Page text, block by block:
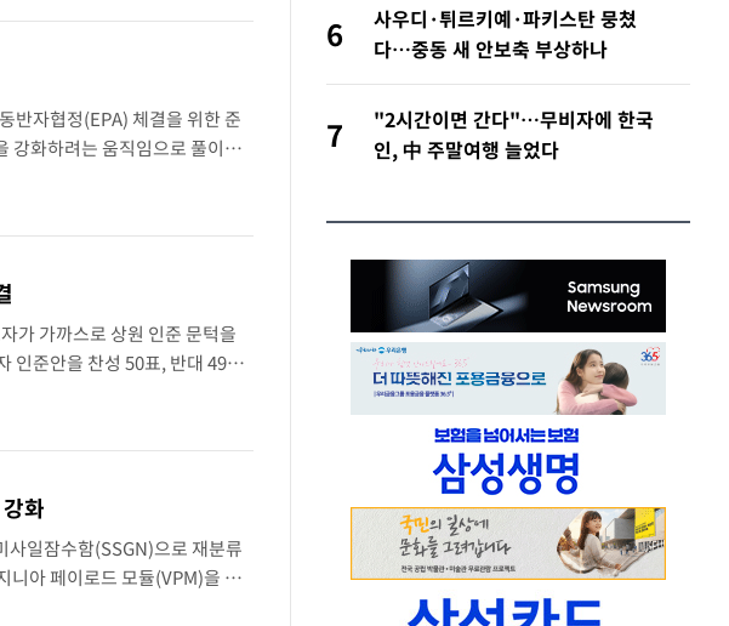
반자협정(EPA) 체결을 위한 준
강화하려는 움직임으로 풀이된
시미쓰(茂木敏充) 일본 외무상
가 가까스로 상원 인준 문턱을
인준안을 찬성 50표, 반대 49표
사 머코스키 의원이 이탈했다.
화
사일잠수함(SSGN)으로 재분류
니아 페이로드 모듈(VPM)을 탑
은 길이 약 25.6m의 선체 확장
6
사우디·튀르키예·파키스탄 뭉쳤
다…중동 새 안보축 부상하나
7
"2시간이면 간다"…무비자에 한국
인, 中 주말여행 늘었다